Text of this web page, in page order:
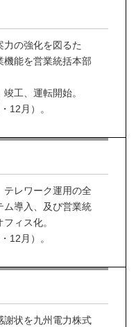
の強化を図るた
機能を営業統括本部
工、運転開始。
12月）。
テレワーク運用の全
ム導入、及び営業統
ィス化。
12月）。
謝状を九州電力株式